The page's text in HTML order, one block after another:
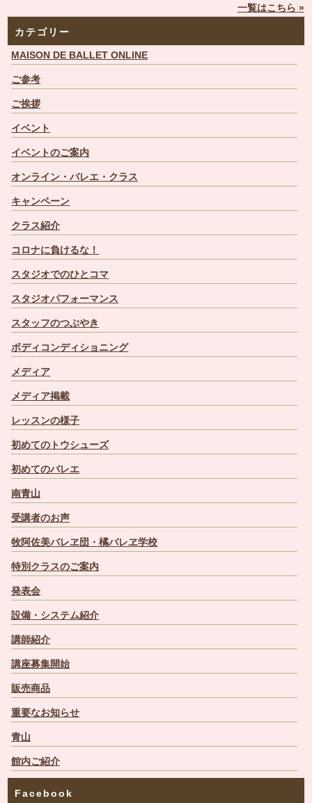
一覧はこちら »
カテゴリー
MAISON DE BALLET ONLINE
ご参考
ご挨拶
イベント
イベントのご案内
オンライン・バレエ・クラス
キャンペーン
クラス紹介
コロナに負けるな！
スタジオでのひとコマ
スタジオパフォーマンス
スタッフのつぶやき
ボディコンディショニング
メディア
メディア掲載
レッスンの様子
初めてのトウシューズ
初めてのバレエ
南青山
受講者のお声
牧阿佐美バレヱ団・橘バレヱ学校
特別クラスのご案内
発表会
設備・システム紹介
講師紹介
講座募集開始
販売商品
重要なお知らせ
青山
館内ご紹介
Facebook